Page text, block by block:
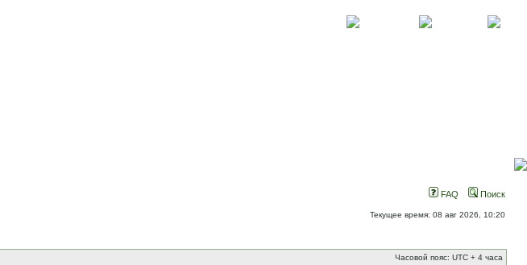
FAQ Поиск
Текущее время: 08 авг 2026, 10:20
Часовой пояс: UTC + 4 часа